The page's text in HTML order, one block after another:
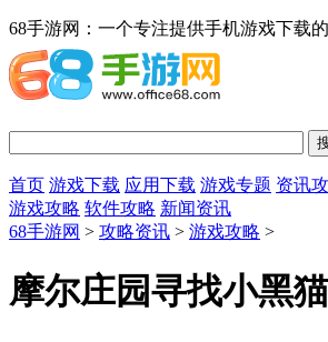
68手游网：一个专注提供手机游戏下载
首页 游戏下载 应用下载 游戏专题 资讯
游戏攻略 软件攻略 新闻资讯
68手游网 > 攻略资讯 > 游戏攻略 >
摩尔庄园寻找小黑